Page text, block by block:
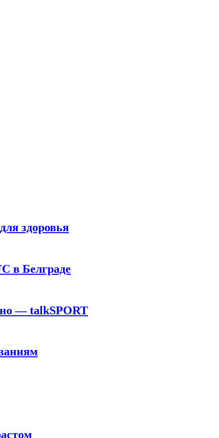
здоровья
в Белграде
— talkSPORT